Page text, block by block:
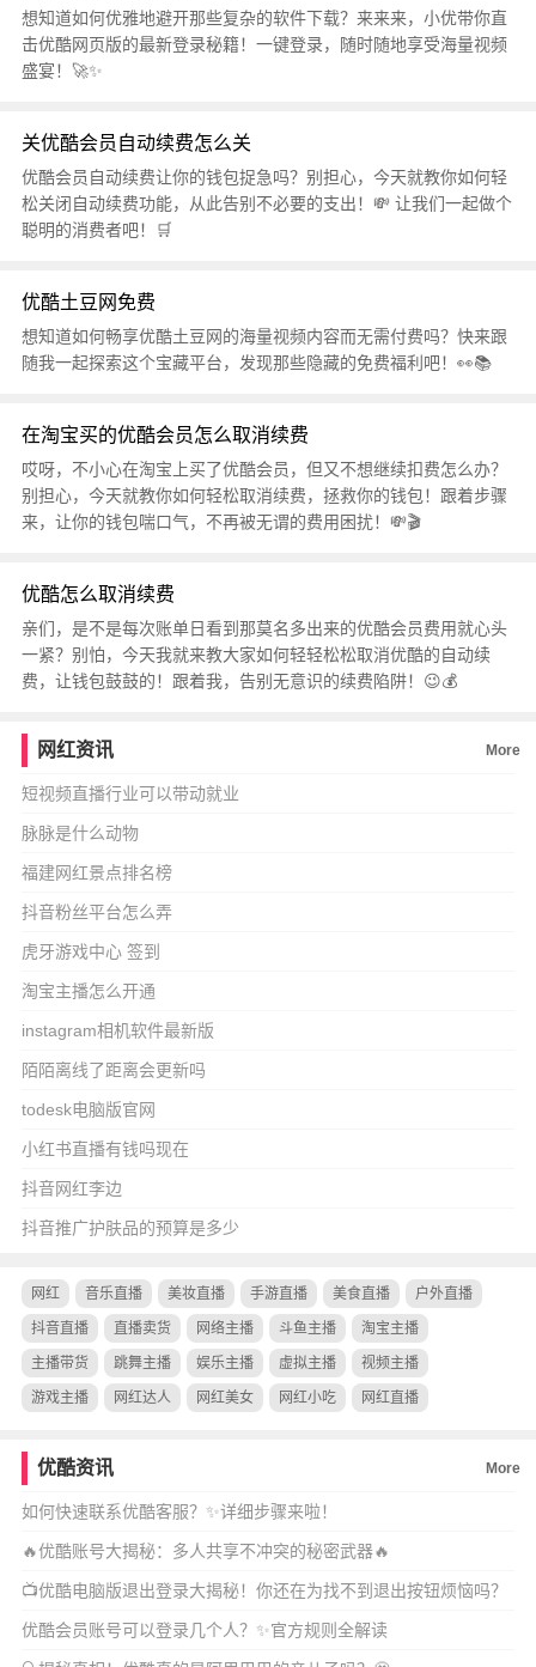
想知道如何优雅地避开那些复杂的软件下载？来来来，小优带你直
击优酷网页版的最新登录秘籍！一键登录，随时随地享受海量视频
盛宴！🚀✨
关优酷会员自动续费怎么关
优酷会员自动续费让你的钱包捉急吗？别担心，今天就教你如何轻
松关闭自动续费功能，从此告别不必要的支出！💸 让我们一起做个
聪明的消费者吧！🛒
优酷土豆网免费
想知道如何畅享优酷土豆网的海量视频内容而无需付费吗？快来跟
随我一起探索这个宝藏平台，发现那些隐藏的免费福利吧！👀📚
在淘宝买的优酷会员怎么取消续费
哎呀，不小心在淘宝上买了优酷会员，但又不想继续扣费怎么办？
别担心，今天就教你如何轻松取消续费，拯救你的钱包！跟着步骤
来，让你的钱包喘口气，不再被无谓的费用困扰！💸🎬
优酷怎么取消续费
亲们，是不是每次账单日看到那莫名多出来的优酷会员费用就心头
一紧？别怕，今天我就来教大家如何轻轻松松取消优酷的自动续
费，让钱包鼓鼓的！跟着我，告别无意识的续费陷阱！😉💰
网红资讯 More
短视频直播行业可以带动就业
脉脉是什么动物
福建网红景点排名榜
抖音粉丝平台怎么弄
虎牙游戏中心 签到
淘宝主播怎么开通
instagram相机软件最新版
陌陌离线了距离会更新吗
todesk电脑版官网
小红书直播有钱吗现在
抖音网红李边
抖音推广护肤品的预算是多少
网红 音乐直播 美妆直播 手游直播 美食直播 户外直播
抖音直播 直播卖货 网络主播 斗鱼主播 淘宝主播
主播带货 跳舞主播 娱乐主播 虚拟主播 视频主播
游戏主播 网红达人 网红美女 网红小吃 网红直播
优酷资讯 More
如何快速联系优酷客服？✨详细步骤来啦！
🔥优酷账号大揭秘：多人共享不冲突的秘密武器🔥
📺优酷电脑版退出登录大揭秘！你还在为找不到退出按钮烦恼吗？
优酷会员账号可以登录几个人？✨官方规则全解读